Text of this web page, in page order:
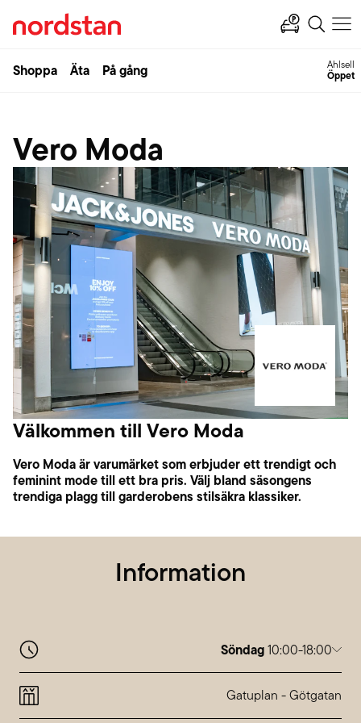
Shoppa Äta På gång Ahlsell
Öppet
Vero Moda
Välkommen till Vero Moda
Vero Moda är varumärket som erbjuder ett trendigt och
feminint mode till ett bra pris. Välj bland säsongens
trendiga plagg till garderobens stilsäkra klassiker.
Information
Söndag10:00-18:00
Måndag
10:00-20:00
10:00-20:00
Gatuplan -Götgatan